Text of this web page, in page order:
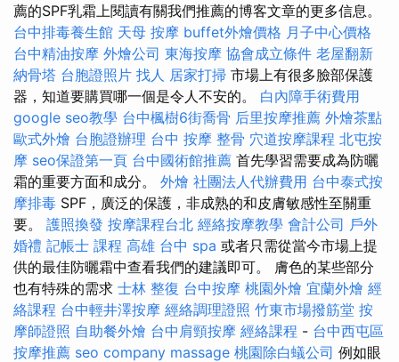
薦的SPF乳霜上閱讀有關我們推薦的博客文章的更多信息。
台中排毒養生館 天母 按摩 buffet外燴價格 月子中心價格
台中精油按摩 外燴公司 東海按摩 協會成立條件 老屋翻新
納骨塔 台胞證照片 找人 居家打掃 市場上有很多臉部保護
器，知道要購買哪一個是令人不安的。 白內障手術費用
google seo教學 台中楓樹6街喬骨 后里按摩推薦 外燴茶點
歐式外燴 台胞證辦理 台中 按摩 整骨 穴道按摩課程 北屯按
摩 seo保證第一頁 台中國術館推薦 首先學習需要成為防曬
霜的重要方面和成分。 外燴 社團法人代辦費用 台中泰式按
摩排毒 SPF，廣泛的保護，非成熟的和皮膚敏感性至關重
要。 護照換發 按摩課程台北 經絡按摩教學 會計公司 戶外
婚禮 記帳士 課程 高雄 台中 spa 或者只需從當今市場上提
供的最佳防曬霜中查看我們的建議即可。 膚色的某些部分
也有特殊的需求 士林 整復 台中按摩 桃園外燴 宜蘭外燴 經
絡課程 台中輕井澤按摩 經絡調理證照 竹東市場撥筋堂 按
摩師證照 自助餐外燴 台中肩頸按摩 經絡課程 - 台中西屯區
按摩推薦 seo company massage 桃園除白蟻公司 例如眼